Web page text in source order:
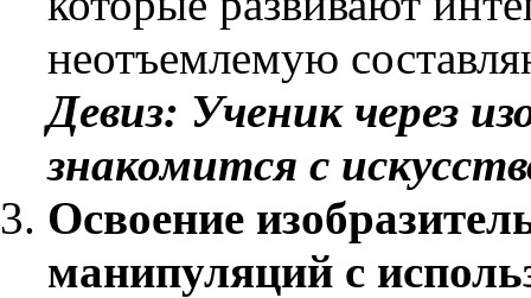
неотъемлемую
Девиз: Ученик через
знакомится с
Освоение
манипуляций с